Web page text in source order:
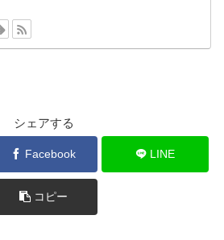
シェアする
Facebook LINE
コピー